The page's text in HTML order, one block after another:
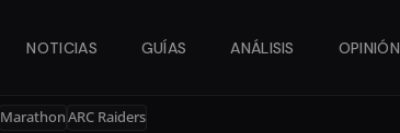
NOTICIAS GUÍAS ANÁLISIS OPINIÓN
MarathonARC Raiders